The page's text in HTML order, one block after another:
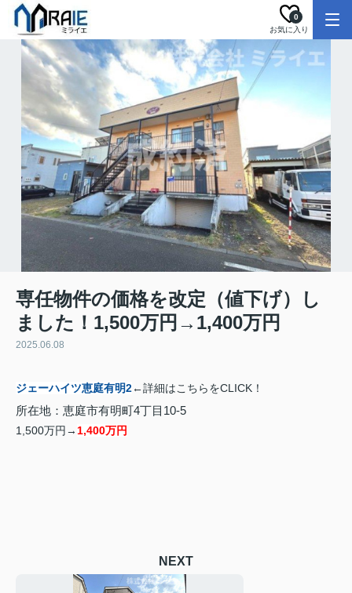
お気に入り
0
専任物件の価格を改定（値下げ）し
ました！1,500万円→1,400万円
2025.06.08
ジェーハイツ恵庭有明2←詳細はこちらをCLICK！
所在地：恵庭市有明町4丁目10-5
1,500万円→ 1,400万円
NEXT